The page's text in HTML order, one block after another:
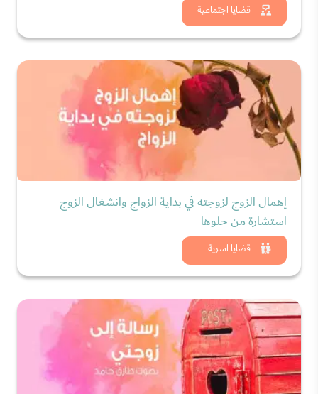
قضايا اجتماعية
شاهد الان
قضايا اسرية
إهمال الزوج لزوجته في بداية الزواج وانشغال الزوج
استشارة من حلوها
شاهد الان